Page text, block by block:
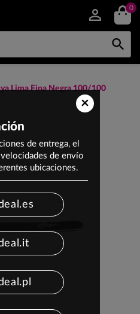
0

Lima Fina Negra 100/100
×
de entrega, el
de envío
ubicaciones.